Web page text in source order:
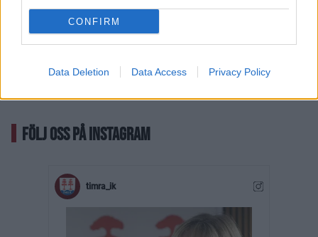
CONFIRM
Data Deletion Data Access Privacy Policy
FÖLJ OSS PÅ INSTAGRAM
timra_ik